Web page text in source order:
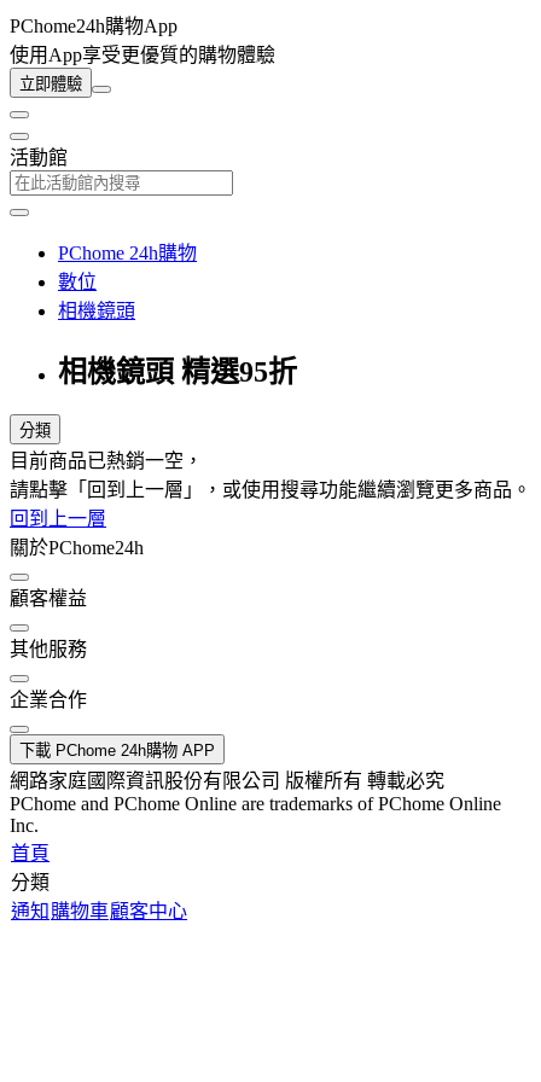
PChome24h購物App
使用App享受更優質的購物體驗
立即體驗
活動館
PChome 24h購物
數位
相機鏡頭
相機鏡頭 精選95折
分類
目前商品已熱銷一空，
請點擊「回到上一層」，或使用搜尋功能繼續瀏覽更多商品。
回到上一層
關於PChome24h
顧客權益
其他服務
企業合作
下載 PChome 24h購物 APP
網路家庭國際資訊股份有限公司 版權所有 轉載必究
PChome and PChome Online are trademarks of PChome Online
Inc.
首頁
分類
通知 購物車顧客中心